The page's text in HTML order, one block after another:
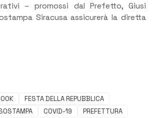
– promossi dal Prefetto, Giusi
Siracusa assicurerà la diretta
FESTA DELLA REPUBBLICA
COVID-19
PREFETTURA